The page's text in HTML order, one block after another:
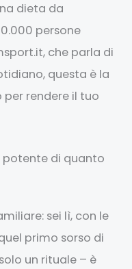
dieta da
persone
che parla di
questa è la
rendere il tuo
di quanto
sei lì, con le
primo sorso di
un rituale – è